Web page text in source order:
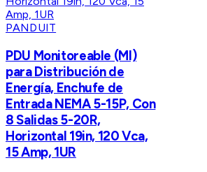
PANDUIT
PDU Monitoreable (MI)
para Distribución de
Energía, Enchufe de
Entrada NEMA 5-15P, Con
8 Salidas 5-20R,
Horizontal 19in, 120 Vca,
15 Amp, 1UR